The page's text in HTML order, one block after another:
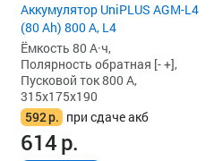
Аккумулятор UniPLUS AGM-L4
(80 Ah) 800 А, L4
Ёмкость 80 А·ч,
Полярность обратная [- +],
Пусковой ток 800 А,
315x175x190
592р. при сдаче акб
614р.